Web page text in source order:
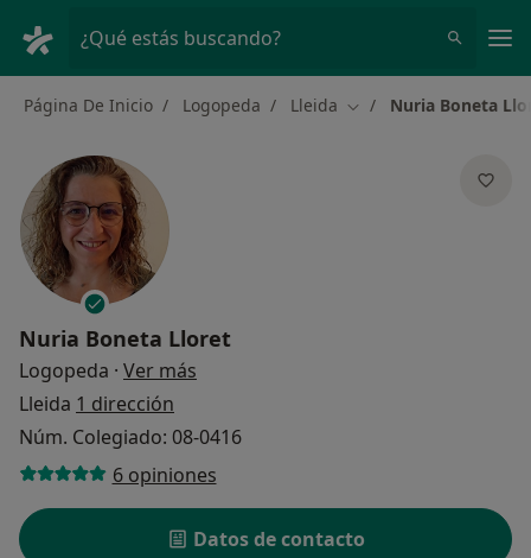
¿Qué estás buscando?
Página De Inicio Logopeda Lleida Cambiar de ciudad
Nuria Boneta
Nuria Boneta Lloret
Logopeda · Ver más
Lleida 1 dirección
Núm. Colegiado: 08-0416
6 opiniones
Datos de contacto